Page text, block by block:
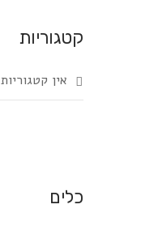
קטגוריות
אין קטגוריות
כלים